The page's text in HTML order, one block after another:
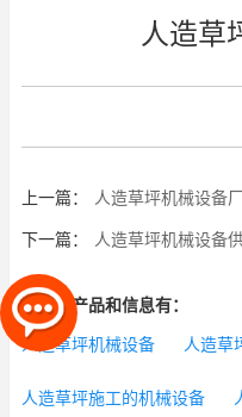
人造草
上一篇： 人造草坪机械设备
下一篇： 人造草坪机械设备
相关的产品和信息有：
人造草坪机械设备 人造草
人造草坪施工的机械设备